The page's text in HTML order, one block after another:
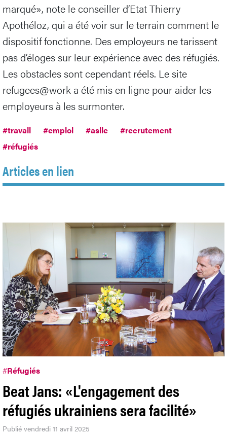
marqué», note le conseiller d’Etat Thierry
Apothéloz, qui a été voir sur le terrain comment le
dispositif fonctionne. Des employeurs ne tarissent
pas d’éloges sur leur expérience avec des réfugiés.
Les obstacles sont cependant réels. Le site
refugees@work a été mis en ligne pour aider les
employeurs à les surmonter.
#travail #emploi #asile
#recrutement
#réfugiés
Articles en lien
#Réfugiés
Beat Jans: «L'engagement des
réfugiés ukrainiens sera facilité»
Publié vendredi 11 avril 2025